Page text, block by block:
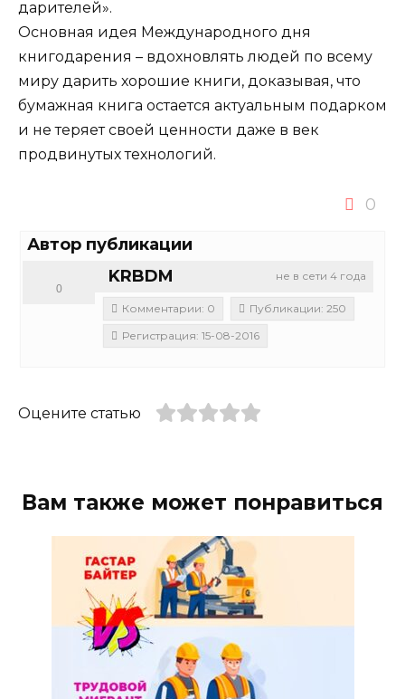
дарителей».
Основная идея Международного дня
книгодарения – вдохновлять людей по всему
миру дарить хорошие книги, доказывая, что
бумажная книга остается актуальным подарком
и не теряет своей ценности даже в век
продвинутых технологий.
0
Автор публикации
не в сети 4 года
KRBDM
0
Комментарии: 0
Публикации: 250
Регистрация: 15-08-2016
Оцените статью
Вам также может понравиться